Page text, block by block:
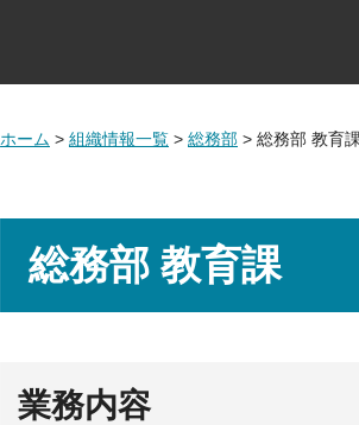
ホーム > 組織情報一覧 > 総務部 > 総務部 教育課
総務部 教育課
業務内容